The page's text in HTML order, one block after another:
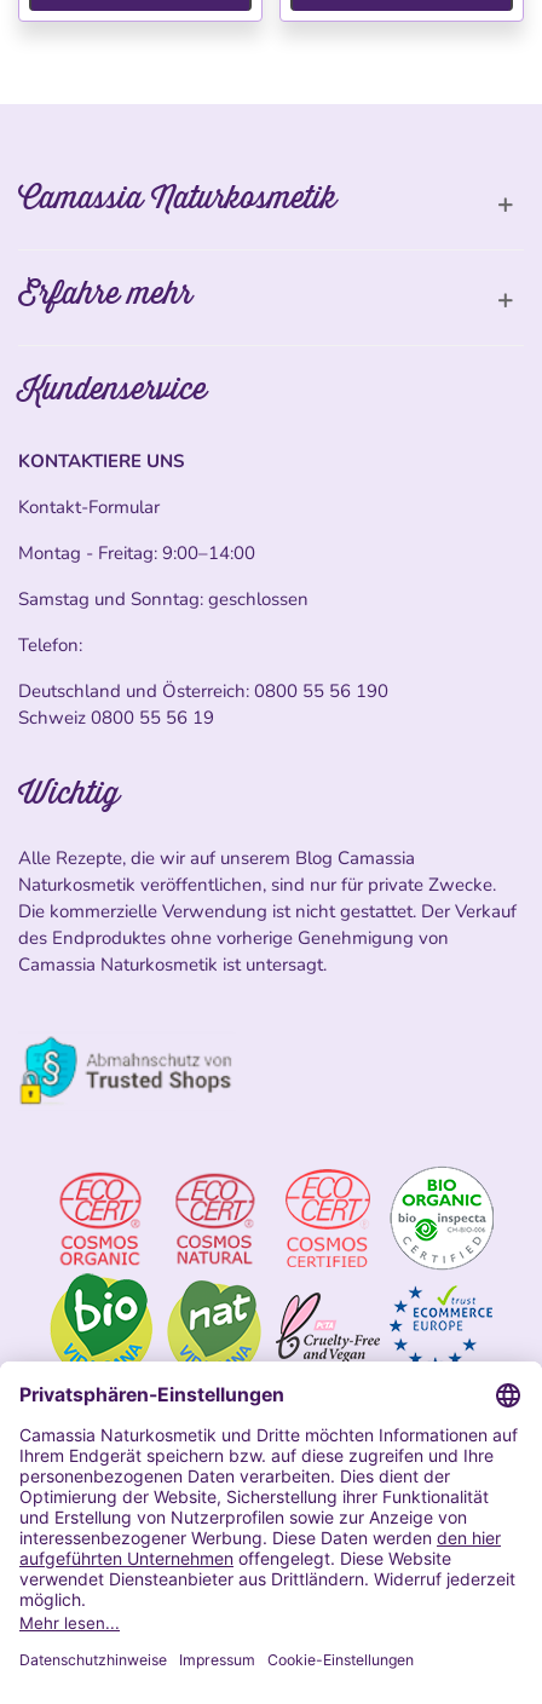
Camassia Naturkosmetik
Erfahre mehr
Kundenservice
KONTAKTIERE UNS
Kontakt-Formular
Montag - Freitag: 9:00–14:00
Samstag und Sonntag: geschlossen
Telefon:
Deutschland und Österreich: 0800 55 56 190
Schweiz 0800 55 56 19
Wichtig
Alle Rezepte, die wir auf unserem Blog Camassia
Naturkosmetik veröffentlichen, sind nur für private Zwecke.
Die kommerzielle Verwendung ist nicht gestattet. Der Verkauf
des Endproduktes ohne vorherige Genehmigung von
Camassia Naturkosmetik ist untersagt.
Impressum
Allgemeine Geschäftsbedingungen
Datenschutzerklärung Camassia
Widerrufsbelehrung
Copyright 2020 | Alle Rechte vorbehalten